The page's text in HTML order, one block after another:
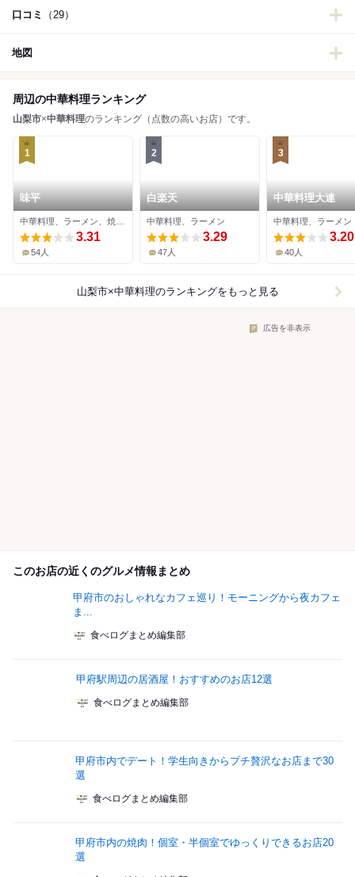
口コミ （29）
地図
周辺の中華料理ランキング
山梨市×中華料理のランキング（点数の高いお店）です。
1
味平
3.31
54人
2
白楽天
中華料理、ラーメン
3.29
47人
3
中華料理大連
中華料理、ラーメン
3.20
40人
山梨市×中華料理のランキングをもっと見る
広告を非表示
このお店の近くのグルメ情報まとめ
甲府市のおしゃれなカフェ巡り！モーニングから夜カフェ
ま...
食べログまとめ編集部
甲府駅周辺の居酒屋！おすすめのお店12選
食べログまとめ編集部
甲府市内でデート！学生向きからプチ贅沢なお店まで30
選
食べログまとめ編集部
甲府市内の焼肉！個室・半個室でゆっくりできるお店20
選